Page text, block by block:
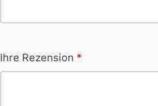
Ihre Rezension *